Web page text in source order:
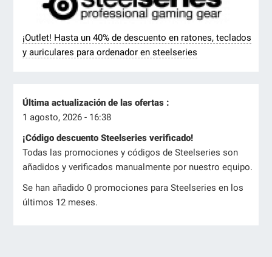
¡Outlet! Hasta un 40% de descuento en ratones, teclados
y auriculares para ordenador en steelseries
Última actualización de las ofertas :
1 agosto, 2026 - 16:38
¡Código descuento Steelseries verificado!
Todas las promociones y códigos de Steelseries son
añadidos y verificados manualmente por nuestro equipo.
Se han añadido 0 promociones para Steelseries en los
últimos 12 meses.